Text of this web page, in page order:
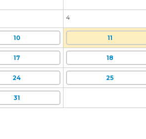
4
10 11
17 18
24 25
31